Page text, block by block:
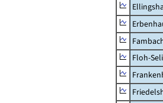
Floh-